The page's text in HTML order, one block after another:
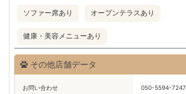
ソファー席あり オープンテラスあり
健康・美容メニューあり
その他店舗データ
お問い合わせ 050-5594-7247